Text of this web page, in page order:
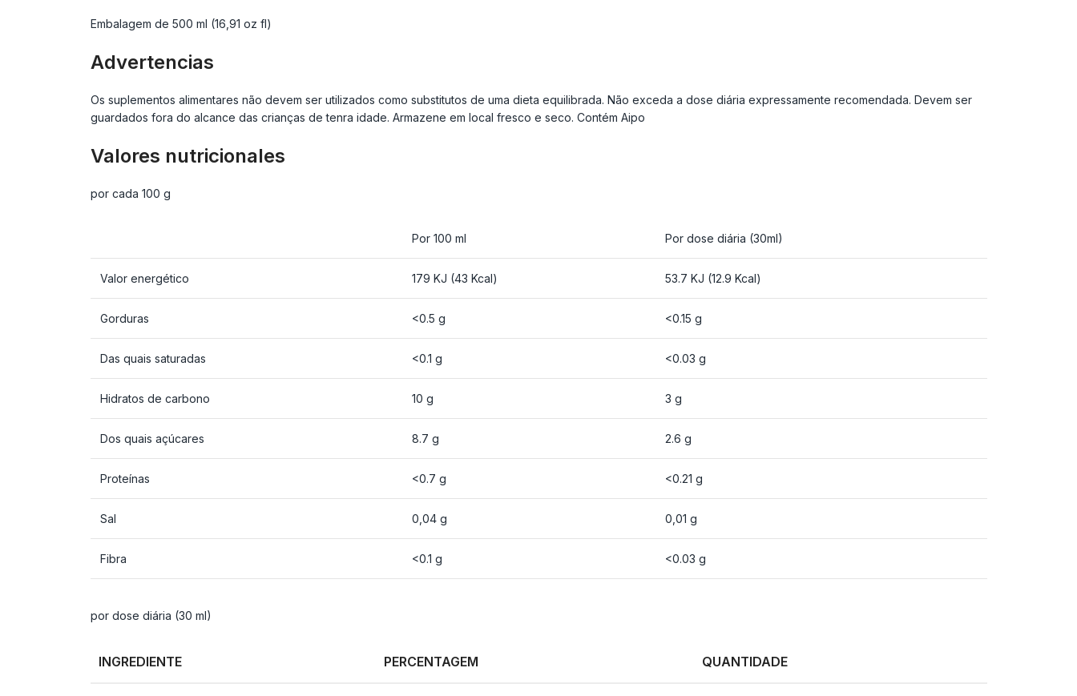
Embalagem de 500 ml (16,91 oz fl)
Advertencias
Os suplementos alimentares não devem ser utilizados como substitutos de uma dieta equilibrada. Não exceda a dose diária expressamente recomendada. Devem ser
guardados fora do alcance das crianças de tenra idade. Armazene em local fresco e seco. Contém Aipo
Valores nutricionales
por cada 100 g
Por 100 ml Por dose diária (30ml)
Valor energético 179 KJ (43 Kcal) 53.7 KJ (12.9 Kcal)
Gorduras <0.5 g <0.15 g
Das quais saturadas <0.1 g <0.03 g
Hidratos de carbono 10 g 3 g
Dos quais açúcares 8.7 g 2.6 g
Proteínas <0.7 g <0.21 g
Sal 0,04 g 0,01 g
Fibra <0.1 g <0.03 g
por dose diária (30 ml)
INGREDIENTE PERCENTAGEM QUANTIDADE